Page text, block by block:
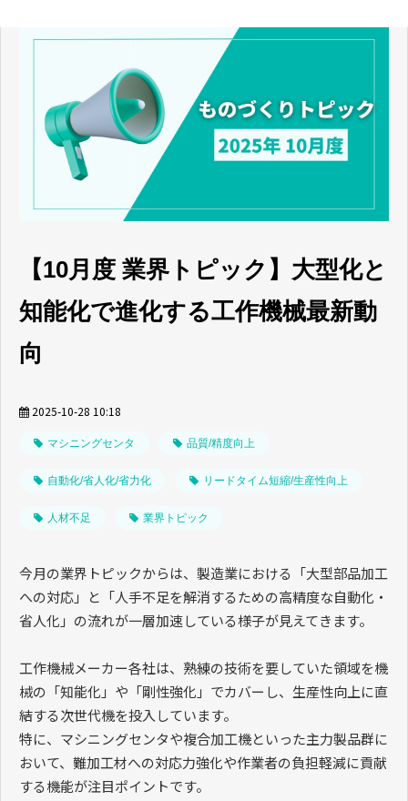
【10月度 業界トピック】大型化と
知能化で進化する工作機械最新動
向
2025-10-28 10:18
マシニングセンタ 品質/精度向上
自動化/省人化/省力化 リードタイム短縮/生産性向上
人材不足 業界トピック
今月の業界トピックからは、製造業における「大型部品加工
への対応」と「人手不足を解消するための高精度な自動化・
省人化」の流れが一層加速している様子が見えてきます。
工作機械メーカー各社は、熟練の技術を要していた領域を機
械の「知能化」や「剛性強化」でカバーし、生産性向上に直
結する次世代機を投入しています。
特に、マシニングセンタや複合加工機といった主力製品群に
おいて、難加工材への対応力強化や作業者の負担軽減に貢献
する機能が注目ポイントです。